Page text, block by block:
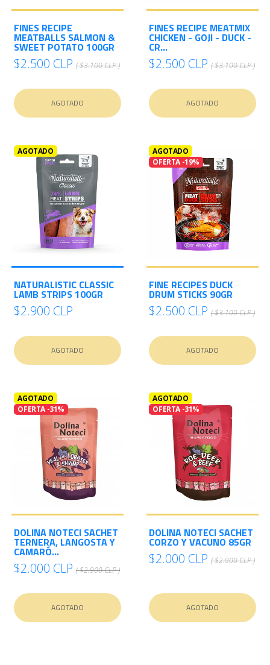
FINES RECIPE
MEATBALLS SALMON &
SWEET POTATO 100GR
$2.500 CLP ( $3.100 CLP )
AGOTADO
FINES RECIPE MEATMIX
CHICKEN - GOJI - DUCK -
CR...
$2.500 CLP ( $3.100 CLP )
AGOTADO
AGOTADO
NATURALISTIC CLASSIC
LAMB STRIPS 100GR
$2.900 CLP
AGOTADO
AGOTADO
OFERTA -19%
FINE RECIPES DUCK
DRUM STICKS 90GR
$2.500 CLP ( $3.100 CLP )
AGOTADO
AGOTADO
OFERTA -31%
DOLINA NOTECI SACHET
TERNERA, LANGOSTA Y
CAMARÓ...
$2.000 CLP ( $2.900 CLP )
AGOTADO
AGOTADO
OFERTA -31%
DOLINA NOTECI SACHET
CORZO Y VACUNO 85GR
$2.000 CLP ( $2.900 CLP )
AGOTADO